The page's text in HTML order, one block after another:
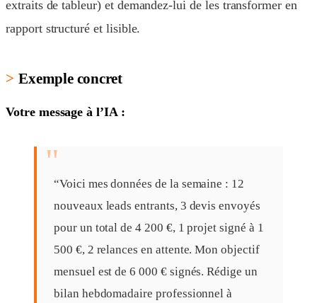
extraits de tableur) et demandez-lui de les transformer en
rapport structuré et lisible.
Exemple concret
Votre message à l’IA :
“Voici mes données de la semaine : 12
nouveaux leads entrants, 3 devis envoyés
pour un total de 4 200 €, 1 projet signé à 1
500 €, 2 relances en attente. Mon objectif
mensuel est de 6 000 € signés. Rédige un
bilan hebdomadaire professionnel à